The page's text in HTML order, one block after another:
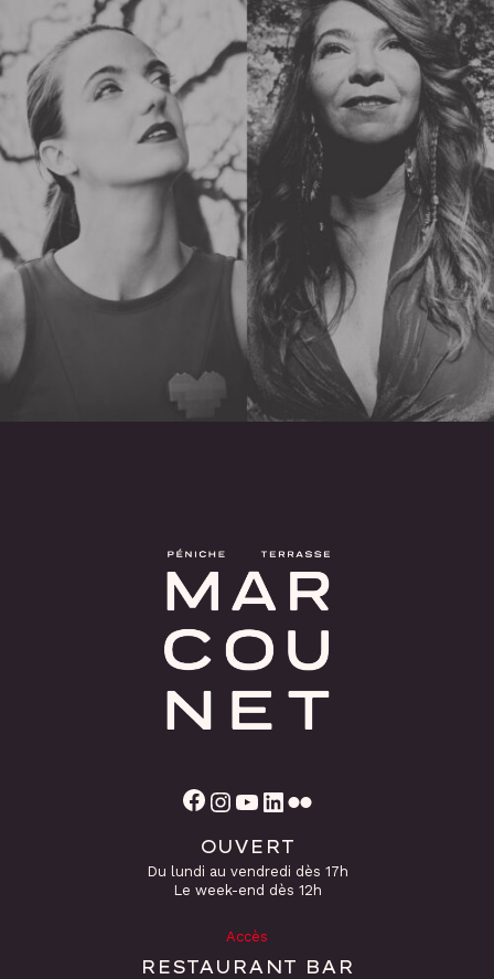
Facebook Instagram YouTube
OUVERT
Du lundi au vendredi dès 17h
Le week-end dès 12h
Accès
RESTAURANT BAR